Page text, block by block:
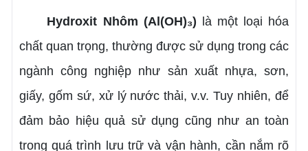
Hydroxit Nhôm (Al(OH)₃) là một loại hóa
chất quan trọng, thường được sử dụng trong các
ngành công nghiệp như sản xuất nhựa, sơn,
giấy, gốm sứ, xử lý nước thải, v.v. Tuy nhiên, để
đảm bảo hiệu quả sử dụng cũng như an toàn
trong quá trình lưu trữ và vận hành, cần nắm rõ